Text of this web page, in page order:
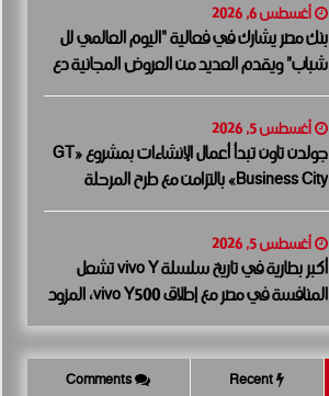
أغسطس 6, 2026
بنك مصر يشارك في فعالية “اليوم العالمي لل
شباب” ويقدم العديد من العروض المجانية دع
مًا للشمول المالي تحت رعاية البنك المركزي الم
صريأغسطس 5, 2026
جولدن تاون تبدأ أعمال الإنشاءات بمشروع «GT
Business City» بالتزامن مع طرح المرحلة
الأولى للبيع.. وتنفيذ مبكر يعزز ثقة المستثمرين
أغسطس 5, 2026
أكبر بطارية في تاريخ سلسلة vivo Y تشعل
المنافسة في مصر مع إطلاق vivo Y500، المزود
ببطارية BlueVolt رائدة بسعة 8100 مللي أمبير
Recent
Comments